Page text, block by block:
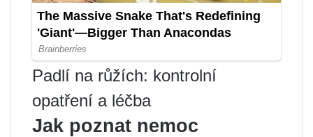
Padlí na růžích: kontrolní
opatření a léčba
Jak poznat nemoc